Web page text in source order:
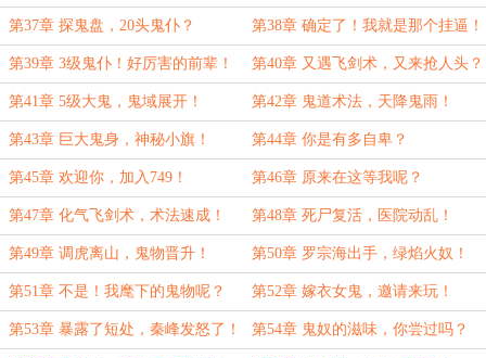
第37章 探鬼盘，20头鬼仆？ 第38章 确定了！我就是那个挂逼！
第39章 3级鬼仆！好厉害的前辈！ 第40章 又遇飞剑术，又来抢人头？
第41章 5级大鬼，鬼域展开！ 第42章 鬼道术法，天降鬼雨！
第43章 巨大鬼身，神秘小旗！ 第44章 你是有多自卑？
第45章 欢迎你，加入749！ 第46章 原来在这等我呢？
第47章 化气飞剑术，术法速成！ 第48章 死尸复活，医院动乱！
第49章 调虎离山，鬼物晋升！ 第50章 罗宗海出手，绿焰火奴！
第51章 不是！我麾下的鬼物呢？ 第52章 嫁衣女鬼，邀请来玩！
第53章 暴露了短处，秦峰发怒了！ 第54章 鬼奴的滋味，你尝过吗？